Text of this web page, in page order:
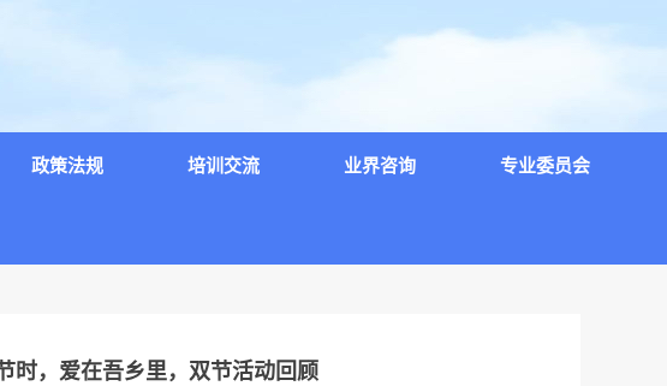
政策法规 培训交流 业界咨询 专业委员会
时，爱在吾乡里，双节活动回顾